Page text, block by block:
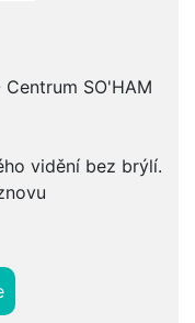
SO'HAM
vidění bez brýlí.